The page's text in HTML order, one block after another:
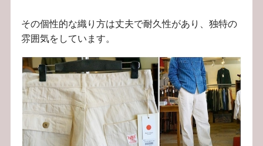
その個性的な織り方は丈夫で耐久性があり、独特の
雰囲気をしています。